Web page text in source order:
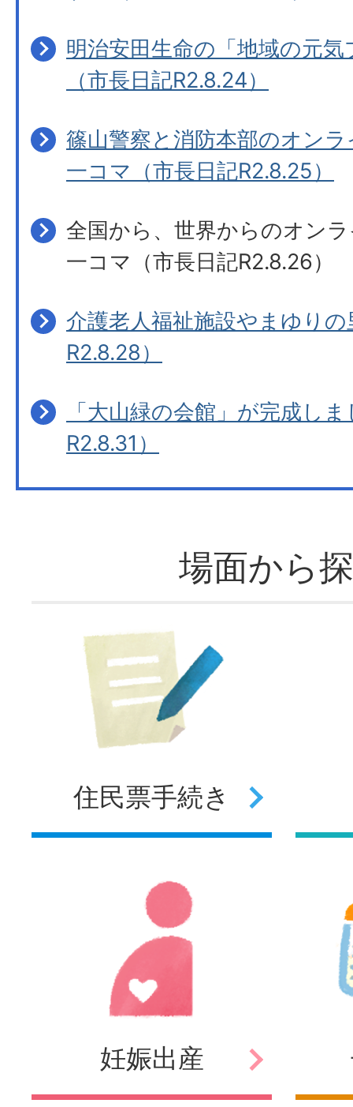
明治安田生命の「地域の元
（市長日記R2.8.24）
篠山警察と消防本部のオン
一コマ（市長日記R2.8.25）
全国から、世界からのオン
一コマ（市長日記R2.8.26）
介護老人福祉施設やまゆり
R2.8.28）
「大山緑の会館」が完成し
R2.8.31）
場面から
住民票手続き
妊娠出産